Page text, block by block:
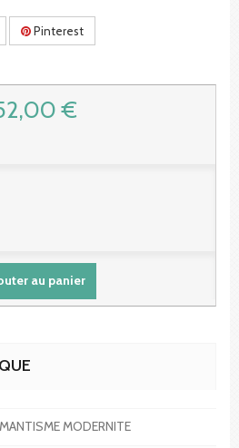
Pinterest
€
au panier
MODERNITE